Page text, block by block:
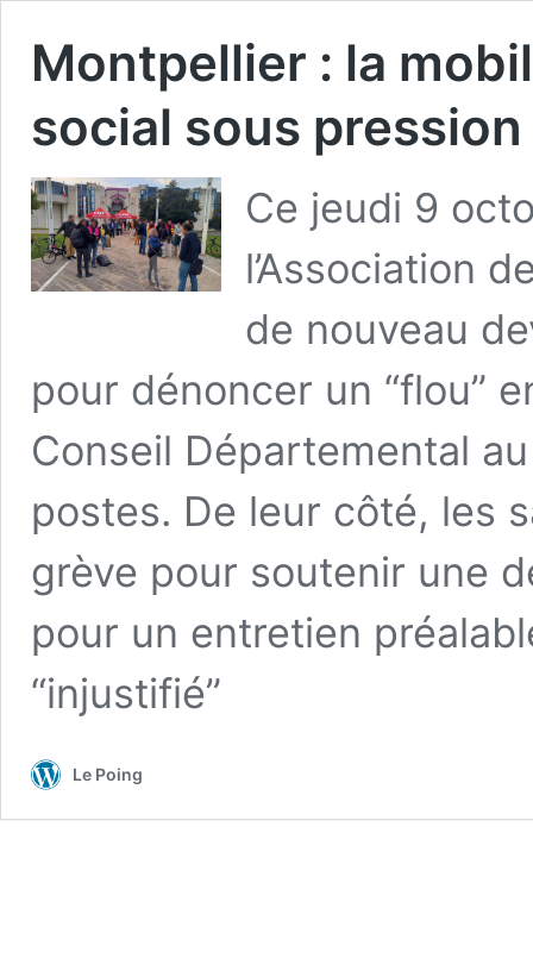
Montpellier : la
social sous pression
Ce jeudi 9
l’Association
de nouveau
pour dénoncer un “flou”
Conseil Départemental
postes. De leur côté, les
grève pour soutenir une
pour un entretien
“injustifié”
Le Poing